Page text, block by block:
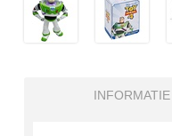
INFORMATIE